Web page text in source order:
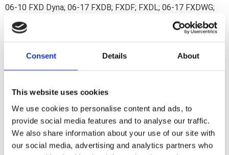
Consent Details About
This website uses cookies
We use cookies to personalise content and ads, to
provide social media features and to analyse our traffic.
We also share information about your use of our site with
our social media, advertising and analytics partners who
06-10 FXD Dyna; 06-17 FXDB; FXDF; FXDL; 06-17 FXDWG;
06-14 FXDC; 08-11 FXCW/C; 13-17 FXSB; 02-06 VRSCA; 07-
10 VRSCAW; 2005 VRSCB; 06-08 VRSCD Night Rod; 07-11
a smooth ride but the progressive rate helps prevent
progressive fork springs and necessary spacers.
Dela med dig